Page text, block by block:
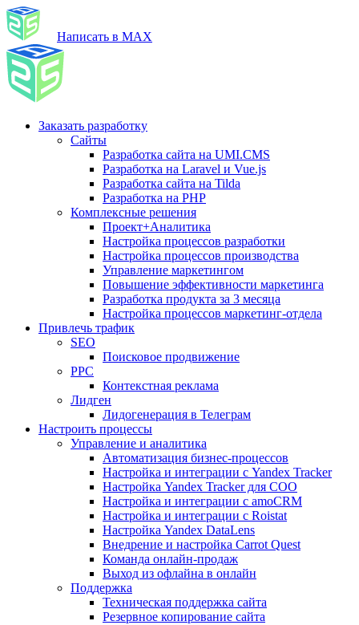
Написать в MAX
Заказать разработку
Сайты
Разработка сайта на UMI.CMS
Разработка на Laravel и Vue.js
Разработка сайта на Tilda
Разработка на PHP
Комплексные решения
Проект+Аналитика
Настройка процессов разработки
Настройка процессов производства
Управление маркетингом
Повышение эффективности маркетинга
Разработка продукта за 3 месяца
Настройка процессов маркетинг-отдела
Привлечь трафик
SEO
Поисковое продвижение
PPC
Контекстная реклама
Лидген
Лидогенерация в Телеграм
Настроить процессы
Управление и аналитика
Автоматизация бизнес-процессов
Настройка и интеграции с Yandex Tracker
Настройка Yandex Tracker для СОО
Настройка и интеграции с amoCRM
Настройка и интеграции с Roistat
Настройка Yandex DataLens
Внедрение и настройка Carrot Quest
Команда онлайн-продаж
Выход из офлайна в онлайн
Поддержка
Техническая поддержка сайта
Резервное копирование сайта